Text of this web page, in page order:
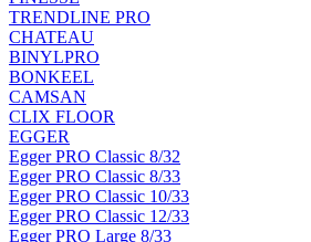
TRENDLINE PRO
CHATEAU
BINYLPRO
BONKEEL
CAMSAN
CLIX FLOOR
EGGER
Egger PRO Classic 8/32
Egger PRO Classic 8/33
Egger PRO Classic 10/33
Egger PRO Classic 12/33
Egger PRO Large 8/33